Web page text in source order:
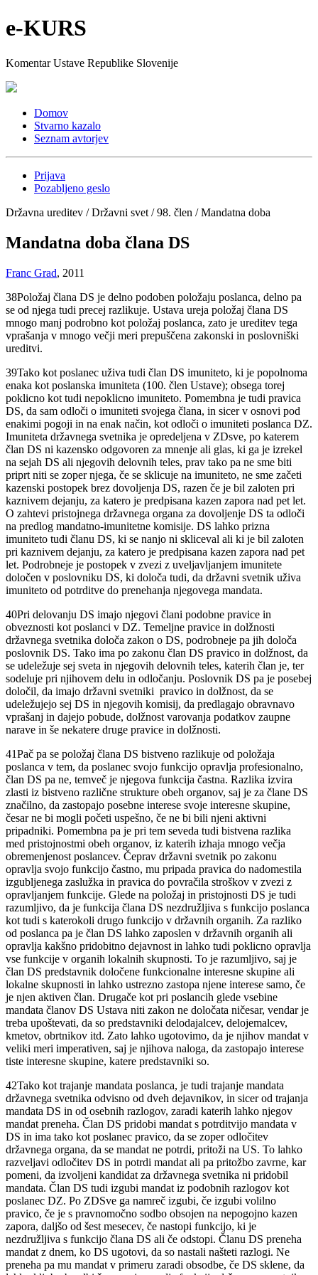
e-KURS
Komentar Ustave Republike Slovenije
Domov
Stvarno kazalo
Seznam avtorjev
Prijava
Pozabljeno geslo
Državna ureditev / Državni svet / 98. člen / Mandatna doba
Mandatna doba člana DS
Franc Grad, 2011
38Položaj člana DS je delno podoben položaju poslanca, delno pa
se od njega tudi precej razlikuje. Ustava ureja položaj člana DS
mnogo manj podrobno kot položaj poslanca, zato je ureditev tega
vprašanja v mnogo večji meri prepuščena zakonski in poslovniški
ureditvi.
39Tako kot poslanec uživa tudi član DS imuniteto, ki je popolnoma
enaka kot poslanska imuniteta (100. člen Ustave); obsega torej
poklicno kot tudi nepoklicno imuniteto. Pomembna je tudi pravica
DS, da sam odloči o imuniteti svojega člana, in sicer v osnovi pod
enakimi pogoji in na enak način, kot odloči o imuniteti poslanca DZ.
Imuniteta državnega svetnika je opredeljena v ZDsve, po katerem
član DS ni kazensko odgovoren za mnenje ali glas, ki ga je izrekel
na sejah DS ali njegovih delovnih teles, prav tako pa ne sme biti
priprt niti se zoper njega, če se sklicuje na imuniteto, ne sme začeti
kazenski postopek brez dovoljenja DS, razen če je bil zaloten pri
kaznivem dejanju, za katero je predpisana kazen zapora nad pet let.
O zahtevi pristojnega državnega organa za dovoljenje DS ta odloči
na predlog mandatno-imunitetne komisije. DS lahko prizna
imuniteto tudi članu DS, ki se nanjo ni skliceval ali ki je bil zaloten
pri kaznivem dejanju, za katero je predpisana kazen zapora nad pet
let. Podrobneje je postopek v zvezi z uveljavljanjem imunitete
določen v poslovniku DS, ki določa tudi, da državni svetnik uživa
imuniteto od potrditve do prenehanja njegovega mandata.
40Pri delovanju DS imajo njegovi člani podobne pravice in
obveznosti kot poslanci v DZ. Temeljne pravice in dolžnosti
državnega svetnika določa zakon o DS, podrobneje pa jih določa
poslovnik DS. Tako ima po zakonu član DS pravico in dolžnost, da
se udeležuje sej sveta in njegovih delovnih teles, katerih član je, ter
sodeluje pri njihovem delu in odločanju. Poslovnik DS pa je posebej
določil, da imajo državni svetniki pravico in dolžnost, da se
udeležujejo sej DS in njegovih komisij, da predlagajo obravnavo
vprašanj in dajejo pobude, dolžnost varovanja podatkov zaupne
narave in še nekatere druge pravice in dolžnosti.
41Pač pa se položaj člana DS bistveno razlikuje od položaja
poslanca v tem, da poslanec svojo funkcijo opravlja profesionalno,
član DS pa ne, temveč je njegova funkcija častna. Razlika izvira
zlasti iz bistveno različne strukture obeh organov, saj je za člane DS
značilno, da zastopajo posebne interese svoje interesne skupine,
česar ne bi mogli početi uspešno, če ne bi bili njeni aktivni
pripadniki. Pomembna pa je pri tem seveda tudi bistvena razlika
med pristojnostmi obeh organov, iz katerih izhaja mnogo večja
obremenjenost poslancev. Čeprav državni svetnik po zakonu
opravlja svojo funkcijo častno, mu pripada pravica do nadomestila
izgubljenega zaslužka in pravica do povračila stroškov v zvezi z
opravljanjem funkcije. Glede na položaj in pristojnosti DS je tudi
razumljivo, da je funkcija člana DS nezdružljiva s funkcijo poslanca
kot tudi s katerokoli drugo funkcijo v državnih organih. Za razliko
od poslanca pa je član DS lahko zaposlen v državnih organih ali
opravlja kakšno pridobitno dejavnost in lahko tudi poklicno opravlja
vse funkcije v organih lokalnih skupnosti. To je razumljivo, saj je
član DS predstavnik določene funkcionalne interesne skupine ali
lokalne skupnosti in lahko ustrezno zastopa njene interese samo, če
je njen aktiven član. Drugače kot pri poslancih glede vsebine
mandata članov DS Ustava niti zakon ne določata ničesar, vendar je
treba upoštevati, da so predstavniki delodajalcev, delojemalcev,
kmetov, obrtnikov itd. Zato lahko ugotovimo, da je njihov mandat v
veliki meri imperativen, saj je njihova naloga, da zastopajo interese
tiste interesne skupine, katere predstavniki so.
42Tako kot trajanje mandata poslanca, je tudi trajanje mandata
državnega svetnika odvisno od dveh dejavnikov, in sicer od trajanja
mandata DS in od osebnih razlogov, zaradi katerih lahko njegov
mandat preneha. Član DS pridobi mandat s potrditvijo mandata v
DS in ima tako kot poslanec pravico, da se zoper odločitev
državnega organa, da se mandat ne potrdi, pritoži na US. To lahko
razveljavi odločitev DS in potrdi mandat ali pa pritožbo zavrne, kar
pomeni, da izvoljeni kandidat za državnega svetnika ni pridobil
mandata. Član DS tudi izgubi mandat iz podobnih razlogov kot
poslanec DZ. Po ZDSve ga namreč izgubi, če izgubi volilno
pravico, če je s pravnomočno sodbo obsojen na nepogojno kazen
zapora, daljšo od šest mesecev, če nastopi funkcijo, ki je
nezdružljiva s funkcijo člana DS ali če odstopi. Članu DS preneha
mandat z dnem, ko DS ugotovi, da so nastali našteti razlogi. Ne
preneha pa mu mandat v primeru zaradi obsodbe, če DS sklene, da